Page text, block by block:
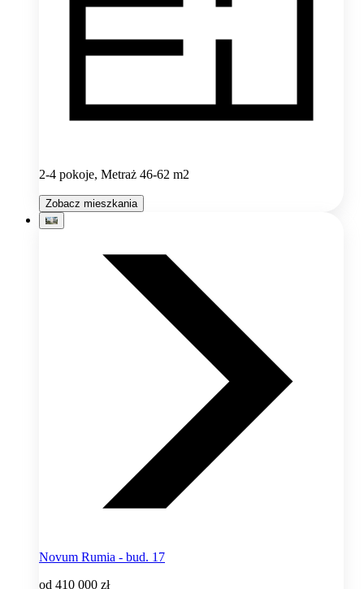
2-4 pokoje, Metraż 46-62 m2
Zobacz mieszkania
Novum Rumia - bud. 17
od 410 000 zł